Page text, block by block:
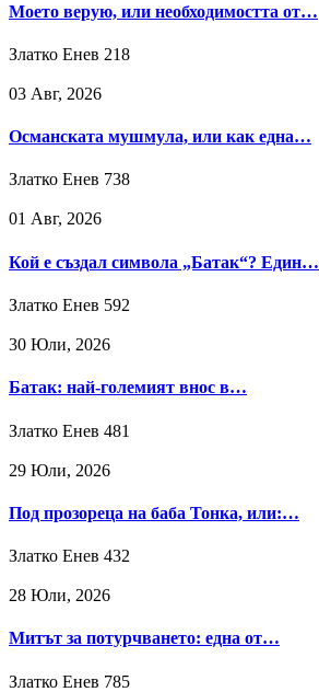
Моето верую, или необходимостта от…
Златко Енев 218
03 Авг, 2026
Османската мушмула, или как една…
Златко Енев 738
01 Авг, 2026
Кой е създал символа „Батак“? Един…
Златко Енев 592
30 Юли, 2026
Батак: най-големият внос в…
Златко Енев 481
29 Юли, 2026
Под прозореца на баба Тонка, или:…
Златко Енев 432
28 Юли, 2026
Митът за потурчването: една от…
Златко Енев 785